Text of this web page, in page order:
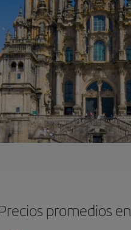
Precios promedios